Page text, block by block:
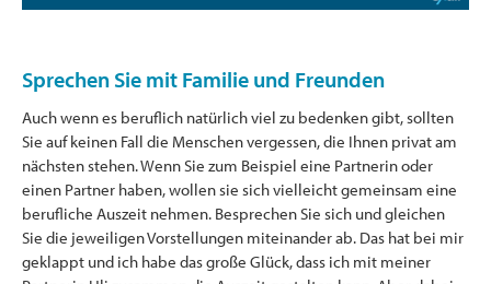
Sprechen Sie mit Familie und Freunden
Auch wenn es beruflich natürlich viel zu bedenken gibt, sollten
Sie auf keinen Fall die Menschen vergessen, die Ihnen privat am
nächsten stehen. Wenn Sie zum Beispiel eine Partnerin oder
einen Partner haben, wollen sie sich vielleicht gemeinsam eine
berufliche Auszeit nehmen. Besprechen Sie sich und gleichen
Sie die jeweiligen Vorstellungen miteinander ab. Das hat bei mir
geklappt und ich habe das große Glück, dass ich mit meiner